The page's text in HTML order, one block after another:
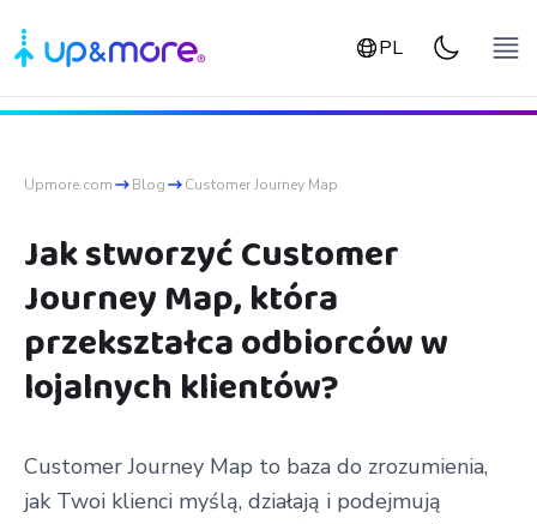
PL
Upmore.com Blog Customer Journey Map
Jak stworzyć Customer
Journey Map, która
przekształca odbiorców w
lojalnych klientów?
Customer Journey Map to baza do zrozumienia,
jak Twoi klienci myślą, działają i podejmują